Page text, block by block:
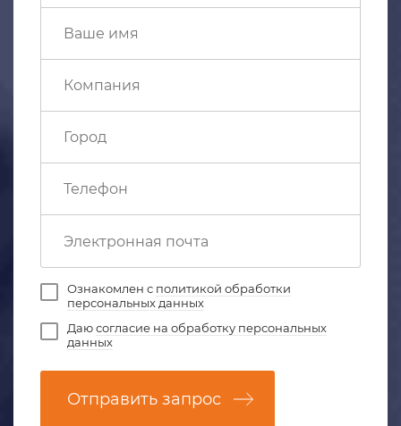
Ознакомлен с политикой обработки
персональных данных
Даюсогласие на обработку персональных
данных
Отправить запрос